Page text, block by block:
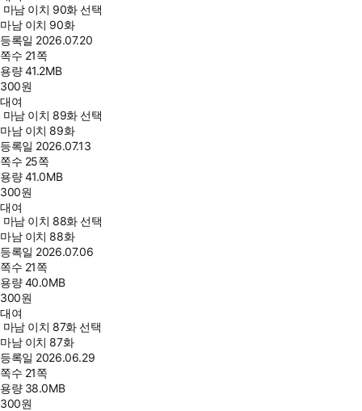
마남 이치 90화 선택
마남 이치 90화
등록일 2026.07.20
쪽수 21쪽
용량41.2MB
300원
대여
마남 이치 89화 선택
마남 이치 89화
등록일 2026.07.13
쪽수 25쪽
용량41.0MB
300원
대여
마남 이치 88화 선택
마남 이치 88화
등록일 2026.07.06
쪽수 21쪽
용량40.0MB
300원
대여
마남 이치 87화 선택
마남 이치 87화
등록일 2026.06.29
쪽수 21쪽
용량 38.0MB
300원